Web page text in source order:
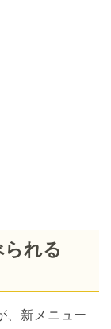
れる
、新メニュー